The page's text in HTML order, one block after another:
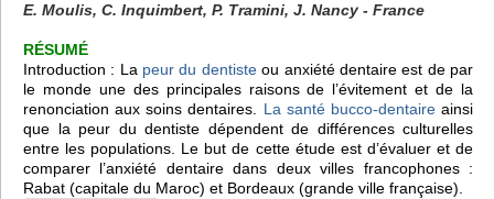
E. Moulis, C. Inquimbert, P. Tramini, J. Nancy - France
RÉSUMÉ
Introduction : La peur du dentisteou anxiété dentaire est de par
le monde une des principales raisons de l’évitement et de la
renonciation aux soins dentaires. La santé bucco-dentaireainsi
que la peur du dentiste dépendent de différences culturelles
entre les populations. Le but de cette étude est d’évaluer et de
comparer l’anxiété dentaire dans deux villes francophones :
Rabat (capitale du Maroc) et Bordeaux (grande ville française).